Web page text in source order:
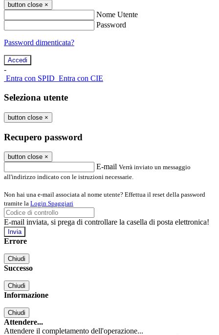
button close ×
Nome Utente
Password
Password dimenticata?
-
Entra con SPID Entra con CIE
Seleziona utente
button close ×
Recupero password
button close ×
E-mail Verrà inviato un messaggio
all'indirizzo indicato con le istruzioni necessarie.
Non hai una e-mail associata al nome utente? Effettua il reset della password
tramite la Login Spaggiari
E-mail inviata, si prega di controllare la casella di posta elettronica!
Errore
Chiudi
Successo
Chiudi
Informazione
Chiudi
Attendere...
Attendere il completamento dell'operazione...